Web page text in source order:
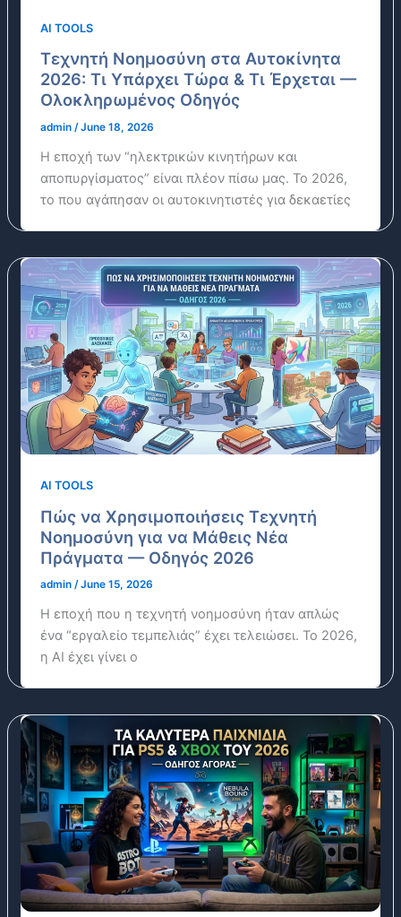
AI TOOLS
Τεχνητή Νοημοσύνη στα Αυτοκίνητα
2026: Τι Υπάρχει Τώρα & Τι Έρχεται —
Ολοκληρωμένος Οδηγός
admin/June 18, 2026
Η εποχή των “ηλεκτρικών κινητήρων και
αποπυργίσματος” είναι πλέον πίσω μας. Το 2026,
το που αγάπησαν οι αυτοκινητιστές για δεκαετίες
AI TOOLS
Πώς να Χρησιμοποιήσεις Τεχνητή
Νοημοσύνη για να Μάθεις Νέα
Πράγματα — Οδηγός 2026
admin/June 15, 2026
Η εποχή που η τεχνητή νοημοσύνη ήταν απλώς
ένα “εργαλείο τεμπελιάς” έχει τελειώσει. Το 2026,
η ΑΙ έχει γίνει ο